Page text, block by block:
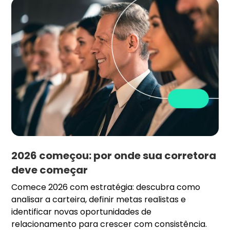
2026 começou: por onde sua corretora
deve começar
Comece 2026 com estratégia: descubra como
analisar a carteira, definir metas realistas e
identificar novas oportunidades de
relacionamento para crescer com consistência.